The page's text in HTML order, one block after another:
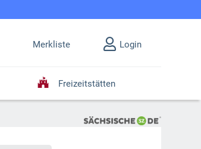
Merkliste Login
Freizeitstätten